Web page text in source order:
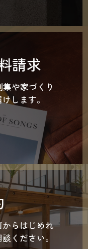
請求
や家づくり
します。
らはじめれ
ください。